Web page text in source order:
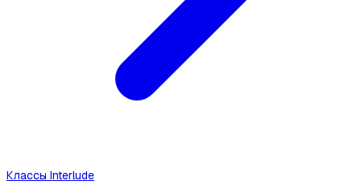
Классы Interlude